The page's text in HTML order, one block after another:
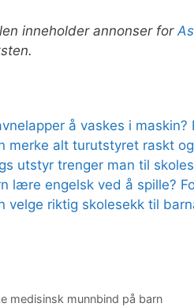
inneholder annonser for
å vaskes i maskin?
merke alt turutstyret raskt
utstyr trenger man til
lære engelsk ved å spille?
velge riktig skolesekk til
medisinsk munnbind på barn